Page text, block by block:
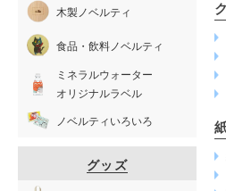
木製ノベルティ
食品・飲料ノベルティ
ミネラルウォーター
オリジナルラベル
ノベルティいろいろ
グッズ